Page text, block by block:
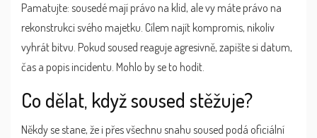
Pamatujte: sousedé mají právo na klid, ale vy máte právo na
rekonstrukci svého majetku. Cílem najít kompromis, nikoliv
vyhrát bitvu. Pokud soused reaguje agresivně, zapište si datum,
čas a popis incidentu. Mohlo by se to hodit.
Co dělat, když soused stěžuje?
Někdy se stane, že i přes všechnu snahu soused podá oficiální